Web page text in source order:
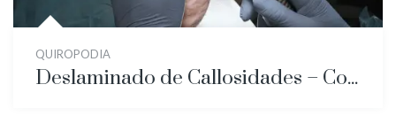
QUIROPODIA
Deslaminado de Callosidades – Corte Correcto de las Uñas